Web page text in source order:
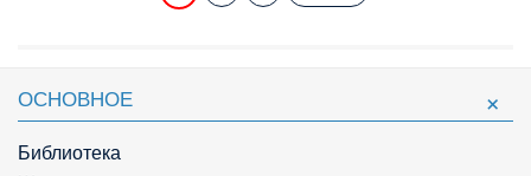
ОСНОВНОЕ
Библиотека